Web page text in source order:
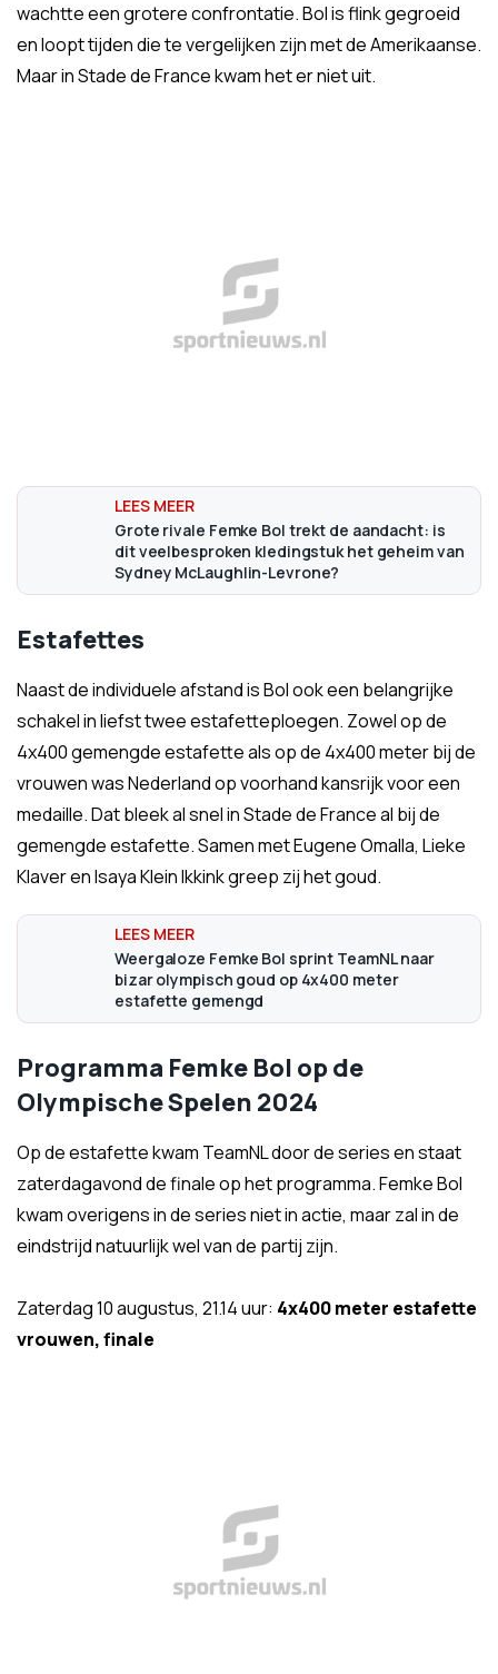
wachtte een grotere confrontatie. Bol is flink gegroeid
en loopt tijden die te vergelijken zijn met de Amerikaanse.
Maar in Stade de France kwam het er niet uit.
Grote rivale Femke Bol trekt de aandacht: is
dit veelbesproken kledingstuk het geheim van
Sydney McLaughlin-Levrone?
Estafettes
Naast de individuele afstand is Bol ook een belangrijke
schakel in liefst twee estafetteploegen. Zowel op de
4x400 gemengde estafette als op de 4x400 meter bij de
vrouwen was Nederland op voorhand kansrijk voor een
medaille. Dat bleek al snel in Stade de France al bij de
gemengde estafette. Samen met Eugene Omalla, Lieke
Klaver en Isaya Klein Ikkink greep zij het goud.
Weergaloze Femke Bol sprint TeamNL naar
bizar olympisch goud op 4x400 meter
estafette gemengd
Programma Femke Bol op de
Olympische Spelen 2024
Op de estafette kwam TeamNL door de series en staat
zaterdagavond de finale op het programma. Femke Bol
kwam overigens in de series niet in actie, maar zal in de
eindstrijd natuurlijk wel van de partij zijn.
Zaterdag 10 augustus, 21.14 uur: 4x400 meter estafette
vrouwen, finale